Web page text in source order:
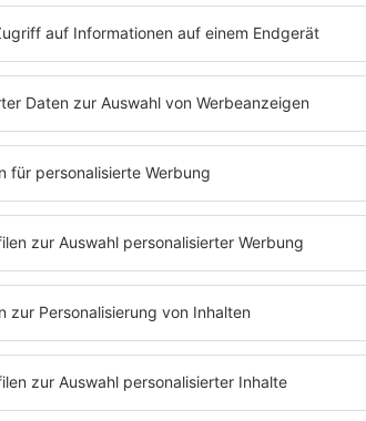
schrieben Queensrÿche über Politik, Religion,
auf dieser schmalen Linie: Wir sagen den Leuten
sowohl ihre Vergangenheit hochleben zu lassen
.
Weitere Konzerte: